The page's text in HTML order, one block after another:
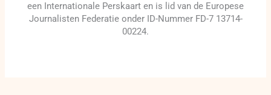
een Internationale Perskaart en is lid van de Europese
Journalisten Federatie onder ID-Nummer FD-7 13714-
00224.